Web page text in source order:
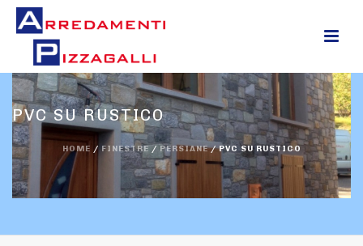
PVC SU RUSTICO
HOME / FINESTRE / PERSIANE/PVC SU RUSTICO